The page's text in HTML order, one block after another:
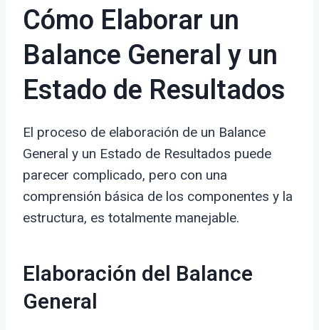
Cómo Elaborar un
Balance General y un
Estado de Resultados
El proceso de elaboración de un Balance
General y un Estado de Resultados puede
parecer complicado, pero con una
comprensión básica de los componentes y la
estructura, es totalmente manejable.
Elaboración del Balance
General